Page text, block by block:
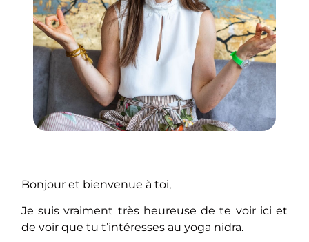
Bonjour et bienvenue à toi,
Je suis vraiment très heureuse de te voir ici et
de voir que tu t’intéresses au yoga nidra.